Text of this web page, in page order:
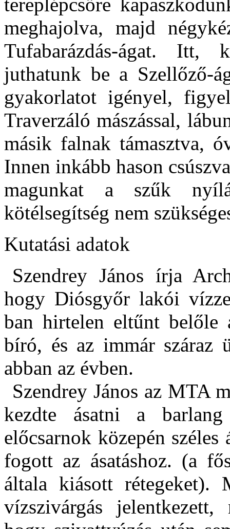
meghajolva, majd
Tufabarázdás-ágat. Itt,
juthatunk be a Szellőző-
gyakorlatot igényel,
Traverzáló mászással,
másik falnak támasztva,
Innen inkább hason
magunkat a szűk
kötélsegítség nem
Kutatási adatok
Szendrey János írja
hogy Diósgyőr lakói
ban hirtelen eltűnt belőle
bíró, és az immár száraz
abban az évben.
Szendrey János az MTA
kezdte ásatni a
előcsarnok közepén
fogott az ásatáshoz. (a
általa kiásott rétegeket).
vízszivárgás